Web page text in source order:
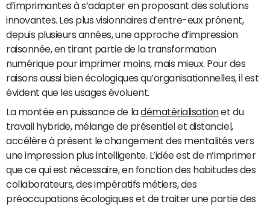
d’imprimantes à s’adapter en proposant des solutions
innovantes. Les plus visionnaires d’entre-eux prônent,
depuis plusieurs années, une approche d’impression
raisonnée, en tirant partie de la transformation
numérique pour imprimer moins, mais mieux. Pour des
raisons aussi bien écologiques qu’organisationnelles, il est
évident que les usages évoluent.
La montée en puissance de ladématérialisationet du
travail hybride, mélange de présentiel et distanciel,
accélère à présent le changement des mentalités vers
une impression plus intelligente. L’idée est de n’imprimer
que ce qui est nécessaire, en fonction des habitudes des
collaborateurs, des impératifs métiers, des
préoccupations écologiques et de traiter une partie des